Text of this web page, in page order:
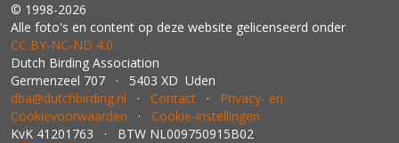
© 1998-2026
Alle foto's en content op deze website gelicenseerd onder
CC BY‑NC‑ND 4.0
Dutch Birding Association
Germenzeel 707 · 5403 XD Uden
dba@dutchbirding.nl · Contact · Privacy- en
Cookievoorwaarden · Cookie-instellingen
KvK 41201763 · BTW NL009750915B02